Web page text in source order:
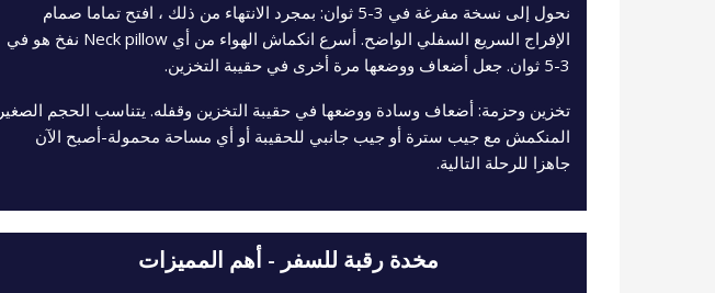
نحول إلى نسخة مفرغة في 3-5 ثوان: بمجرد الانتهاء من ذلك ، افتح تماما صمام
الإفراج السريع السفلي الواضح. أسرع انكماش الهواء من أي Neck pillow نفخ هو في
3-5 ثوان. جعل أضعاف ووضعها مرة أخرى في حقيبة التخزين.
تخزين وحزمة: أضعاف وسادة ووضعها في حقيبة التخزين وقفله. يتناسب الحجم الصغير
المنكمش مع جيب سترة أو جيب جانبي للحقيبة أو أي مساحة محمولة-أصبح الآن
جاهزا للرحلة التالية.
مخدة رقبة للسفر - أهم المميزات